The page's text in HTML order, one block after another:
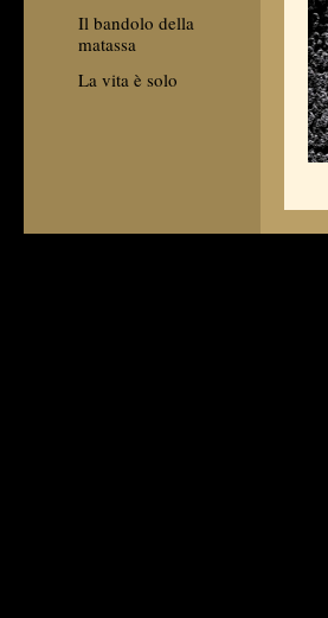
Il bandolo della
matassa
La vita è solo